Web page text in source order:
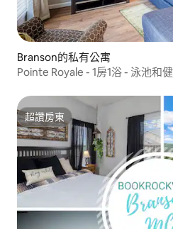
Branson的私有公寓
Pointe Royale - 1房1浴 - 泳池和
超讚房東
超讚房東